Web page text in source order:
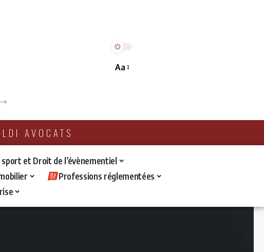
Aa
AVOCATS
et Droit de l’évènementiel
Professions réglementées